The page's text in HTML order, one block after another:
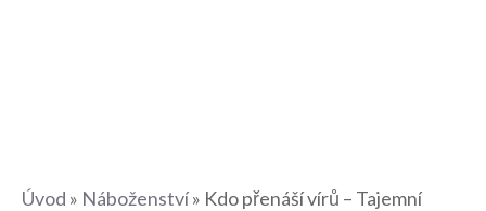
Úvod » Náboženství» Kdo přenáší vírů – Tajemní